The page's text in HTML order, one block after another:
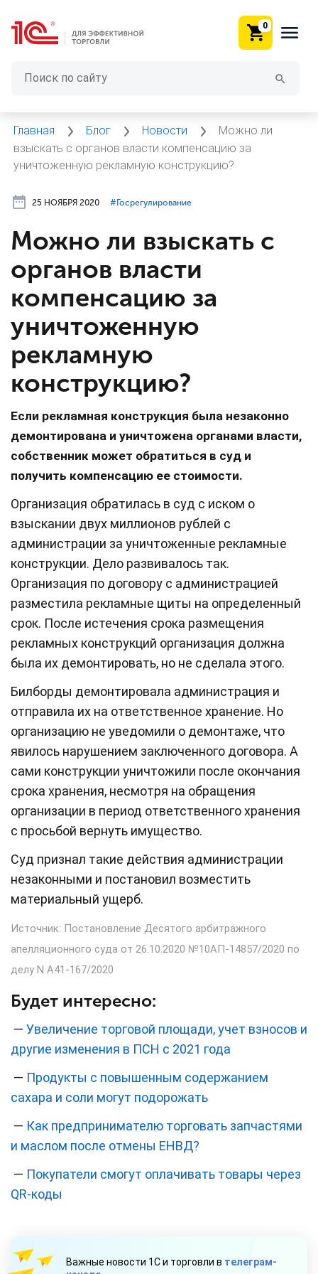
0
Главная Блог Новости
Можно ли
взыскать с органов власти компенсацию за
уничтоженную рекламную конструкцию?
25 НОЯБРЯ 2020 #⁣Госрегулирование
Можно ли взыскать с
органов власти
компенсацию за
уничтоженную
рекламную
конструкцию?
Если рекламная конструкция была незаконно
демонтирована и уничтожена органами власти,
собственник может обратиться в суд и
получить компенсацию ее стоимости.
Организация обратилась в суд с иском о
взыскании двух миллионов рублей с
администрации за уничтоженные рекламные
конструкции. Дело развивалось так.
Организация по договору с администрацией
разместила рекламные щиты на определенный
срок. После истечения срока размещения
рекламных конструкций организация должна
была их демонтировать, но не сделала этого.
Билборды демонтировала администрация и
отправила их на ответственное хранение. Но
организацию не уведомили о демонтаже, что
явилось нарушением заключенного договора. А
сами конструкции уничтожили после окончания
срока хранения, несмотря на обращения
организации в период ответственного хранения
с просьбой вернуть имущество.
Суд признал такие действия администрации
незаконными и постановил возместить
материальный ущерб.
Источник: Постановление Десятого арбитражного
апелляционного суда от 26.10.2020 №10АП-14857/2020 по
делу N А41-167/2020
Будет интересно:
— Увеличение торговой площади, учет взносов и
другие изменения в ПСН с 2021 года
— Продукты с повышенным содержанием
сахара и соли могут подорожать
— Как предпринимателю торговать запчастями
и маслом после отмены ЕНВД?
— Покупатели смогут оплачивать товары через
QR-коды
Важные новости 1С и торговли в телеграм-